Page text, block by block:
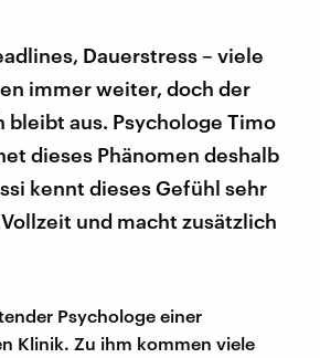
Dauerstress – viele
immer weiter, doch der
bleibt aus. Psychologe Timo
dieses Phänomen deshalb
kennt dieses Gefühl sehr
und macht zusätzlich
Psychologe einer
Klinik. Zu ihm kommen viele